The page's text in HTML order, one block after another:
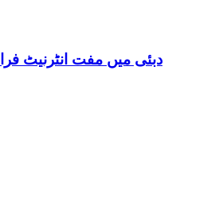
دبئی میں مفت انٹرنیٹ